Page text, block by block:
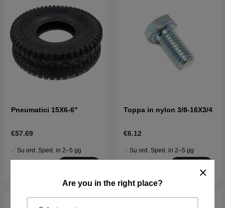
Are you in the right place?
Pneumatici 15X6-6"
€57.69
Su ord. Sped. in 2–5 gg
Toppa in nylon 3/8-16X3/4
€6.12
Su ord. Sped. in 2–5 gg